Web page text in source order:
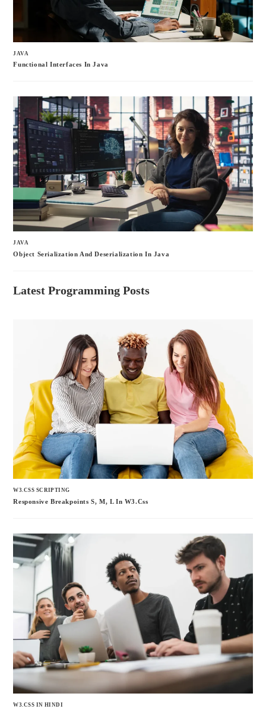
JAVA
Functional Interfaces In Java
JAVA
Object Serialization And Deserialization In Java
Latest Programming Posts
W3.CSS SCRIPTING
Responsive Breakpoints S, M, L In W3.css
W3.CSS IN HINDI